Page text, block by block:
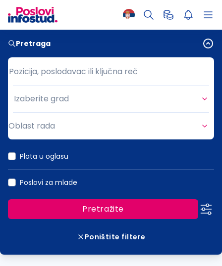
Pretraga
Pozicija, poslodavac ili ključna reč
Pozicija, poslodavac ili ključna reč
Grad
Izaberite grad
Oblast rada
Plata u oglasu
Poslovi za mlade
Pretražite
Poništite filtere